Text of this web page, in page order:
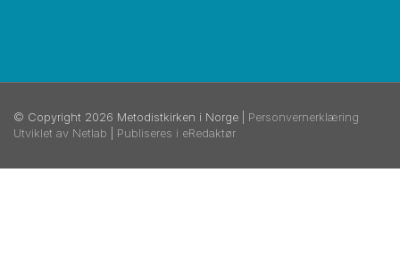
© Copyright 2026 Metodistkirken i Norge | Personvernerklæring
Utviklet av Netlab
Publiseres i eRedaktør